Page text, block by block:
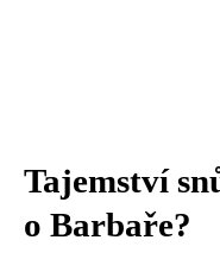
Tajemství
o Barbaře?